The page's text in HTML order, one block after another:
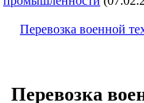
Перевозка военной
Перевозка